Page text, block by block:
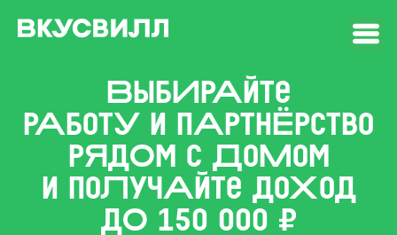
ВыбИрАйте
рАботУ и пАртнЁрство
рЯдОм с ДоМом
и поЛучАйте доХод
дО 150 000 ₽